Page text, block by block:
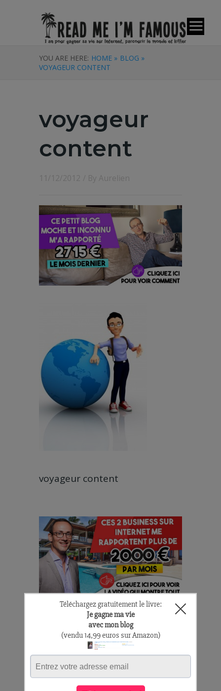
YOU ARE HERE: HOME » BLOG »
VOYAGEUR CONTENT
voyageur
content
11/12/2012 / By Aurelien
voyageur content
Leave a Comment: